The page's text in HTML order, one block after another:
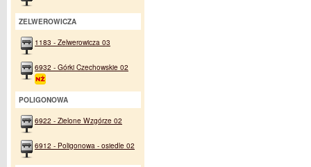
ZELWEROWICZA
1183 - Zelwerowicza 03
6932 - Górki Czechowskie 02
POLIGONOWA
6922 - Zielone Wzgórze 02
6912 - Poligonowa - osiedle 02